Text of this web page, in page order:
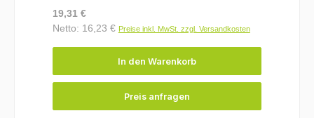
Regulärer Preis:
19,31 €
Netto: 16,23 € Preise inkl. MwSt. zzgl. Versandkosten
In den Warenkorb
Preis anfragen